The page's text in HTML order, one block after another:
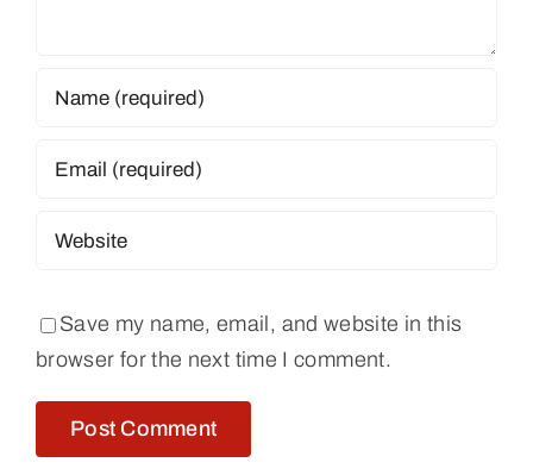
Save my name, email, and website in this
browser for the next time I comment.